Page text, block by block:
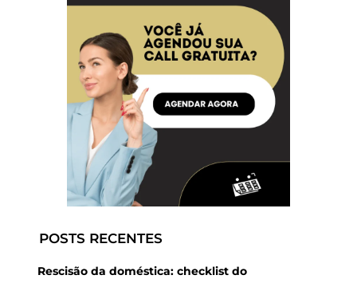
POSTS RECENTES
Rescisão da doméstica: checklist do